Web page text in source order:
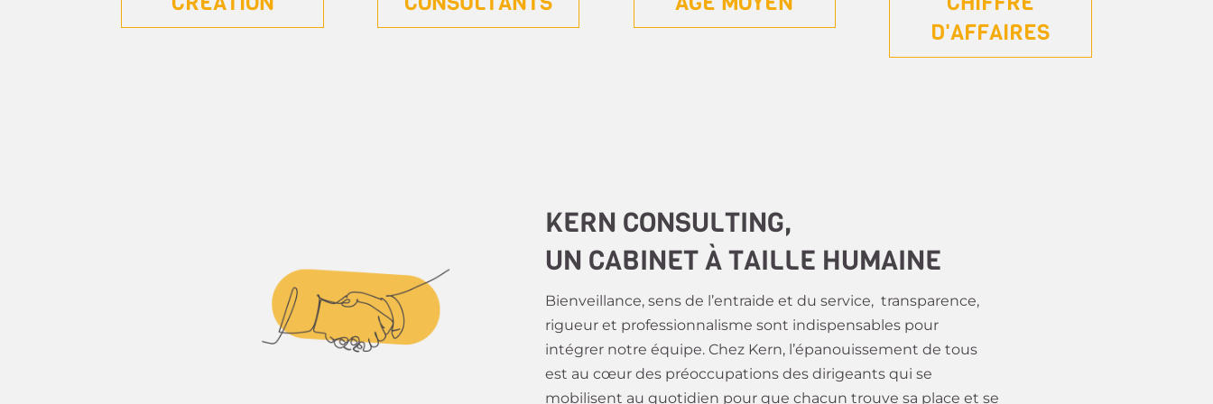
D'AFFAIRES
KERN CONSULTING,
UN CABINET À TAILLE HUMAINE
Bienveillance, sens de l’entraide et du service, transparence,
rigueur et professionnalisme sont indispensables pour
intégrer notre équipe. Chez Kern, l’épanouissement de tous
est au cœur des préoccupations des dirigeants qui se
mobilisent au quotidien pour que chacun trouve sa place et se